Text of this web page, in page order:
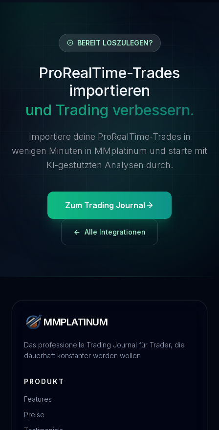
BEREIT LOSZULEGEN?
ProRealTime-Trades
importieren
und Trading verbessern.
Importiere deine ProRealTime-Trades in
wenigen Minuten in MMplatinum und starte mit
KI-gestützten Analysen durch.
Zum Trading Journal
Alle Integrationen
MMPLATINUM
Das professionelle Trading Journal für Trader, die
dauerhaft konstanter werden wollen
PRODUKT
Features
Preise